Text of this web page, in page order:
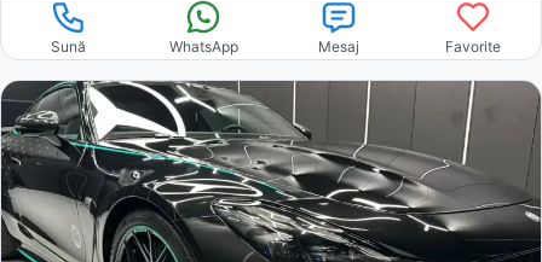
Sună WhatsApp Mesaj Favorite